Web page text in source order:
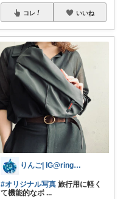
コレ いいね
りんご| IG@ringo__7_
#オリジナル写真 旅行用に軽く
て機能的なボ ...